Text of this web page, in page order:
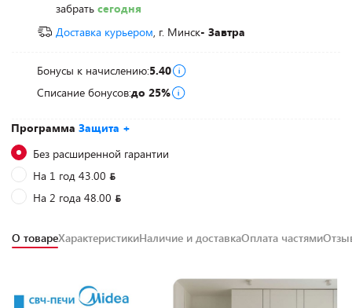
Программа Защита +
Без расширенной гарантии
На 1 год 43.00
На 2 года 48.00
забрать сегодня
Доставка курьером, г. Минск- Завтра
Бонусы к начислению:5.40
Списание бонусов:до 25%
О товареХарактеристикиНаличие и доставкаОплата частями